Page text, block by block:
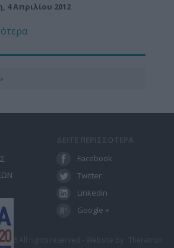
4 Απριλίου 2012
Facebook
Twitter
Linkedin
Google +
All rights reserved - Website by